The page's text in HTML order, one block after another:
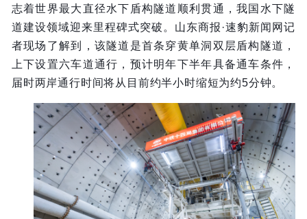
志着世界最大直径水下盾构隧道顺利贯通，我国水下隧
道建设领域迎来里程碑式突破。山东商报·速豹新闻网记
者现场了解到，该隧道是首条穿黄单洞双层盾构隧道，
上下设置六车道通行，预计明年下半年具备通车条件，
届时两岸通行时间将从目前约半小时缩短为约5分钟。